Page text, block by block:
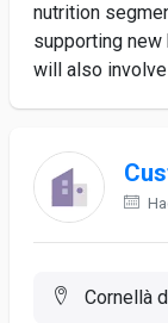
nutrition
supporting
will also
Cornellà